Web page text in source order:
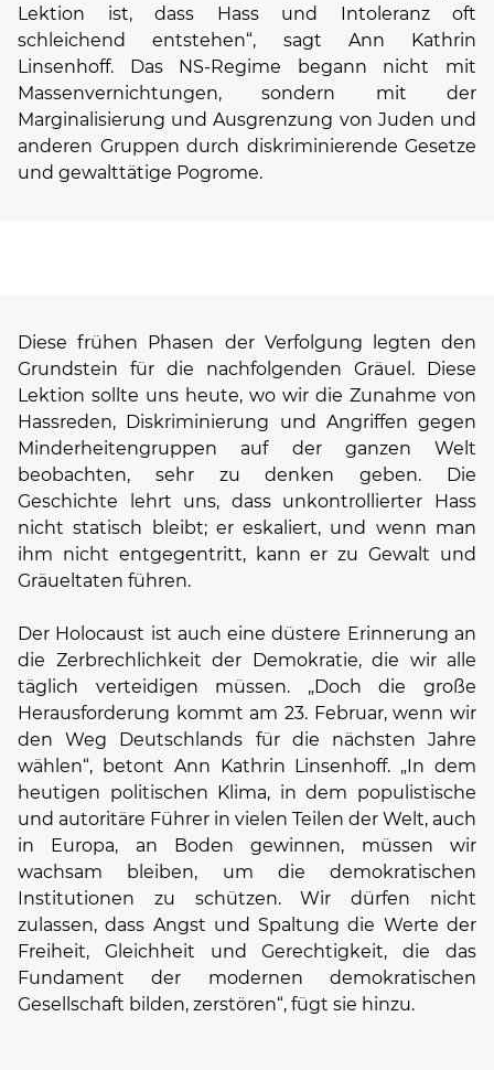
Lektion ist, dass Hass und Intoleranz oft
schleichend entstehen“, sagt Ann Kathrin
Linsenhoff. Das NS-Regime begann nicht mit
Massenvernichtungen, sondern mit der
Marginalisierung und Ausgrenzung von Juden und
anderen Gruppen durch diskriminierende Gesetze
und gewalttätige Pogrome.
Diese frühen Phasen der Verfolgung legten den
Grundstein für die nachfolgenden Gräuel. Diese
Lektion sollte uns heute, wo wir die Zunahme von
Hassreden, Diskriminierung und Angriffen gegen
Minderheitengruppen auf der ganzen Welt
beobachten, sehr zu denken geben. Die
Geschichte lehrt uns, dass unkontrollierter Hass
nicht statisch bleibt; er eskaliert, und wenn man
ihm nicht entgegentritt, kann er zu Gewalt und
Gräueltaten führen.
Der Holocaust ist auch eine düstere Erinnerung an
die Zerbrechlichkeit der Demokratie, die wir alle
täglich verteidigen müssen. „Doch die große
Herausforderung kommt am 23. Februar, wenn wir
den Weg Deutschlands für die nächsten Jahre
wählen“, betont Ann Kathrin Linsenhoff. „In dem
heutigen politischen Klima, in dem populistische
und autoritäre Führer in vielen Teilen der Welt, auch
in Europa, an Boden gewinnen, müssen wir
wachsam bleiben, um die demokratischen
Institutionen zu schützen. Wir dürfen nicht
zulassen, dass Angst und Spaltung die Werte der
Freiheit, Gleichheit und Gerechtigkeit, die das
Fundament der modernen demokratischen
Gesellschaft bilden, zerstören“, fügt sie hinzu.